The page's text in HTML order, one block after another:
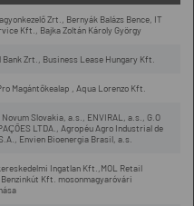
Zrt., Bernyák Balázs Bence, IT
Kft., Bajka Zoltán Károly György
Bank Zrt., Business Lease Hungary Kft.
Magántőkealap , Aqua Lorenzo Kft.
Slovakia, a.s., ENVIRAL, a.s., G.O
LTDA., Agropéu Agro Industrial de
Envien Bioenergia Brasil, a.s.
Ingatlan Kft.,MOL Retail
Kft. mosonmagyaróvári